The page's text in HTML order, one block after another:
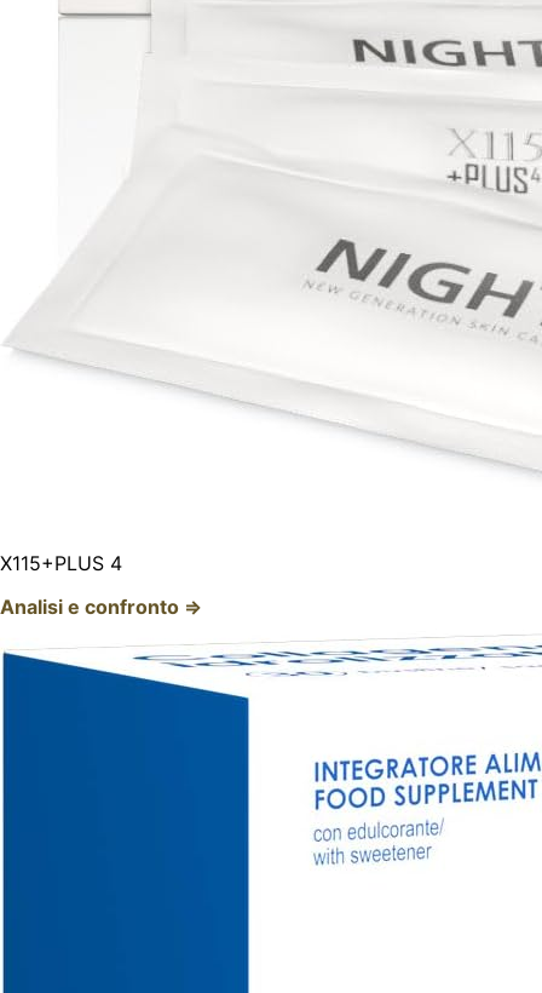
X115+PLUS 4
Analisi e confronto ⇒